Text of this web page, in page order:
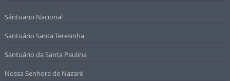
Sántuario Nacional
Santuário Santa Teresinha
Santuário da Santa Paulina
Nossa Senhora de Nazaré